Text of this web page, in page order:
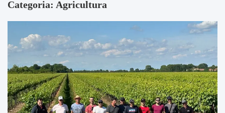
Categoria: Agricultura